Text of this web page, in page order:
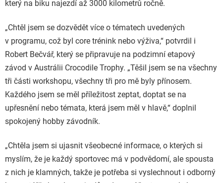
který na biku najezdí až 3000 kilometrů ročně.
„Chtěl jsem se dozvědět více o tématech uvedených
v programu, což byl core trénink nebo výživa,“ potvrdil i
Robert Bečvář, který se připravuje na podzimní etapový
závod v Austrálii Crocodile Trophy. „Těšil jsem se na všechny
tři části workshopu, všechny tři pro mě byly přínosem.
Každého jsem se měl příležitost zeptat, doptat se na
upřesnění nebo témata, která jsem měl v hlavě,“ doplnil
spokojený hobby závodník.
„Chtěla jsem si ujasnit všeobecné informace, o kterých si
myslím, že je každý sportovec má v podvědomí, ale spousta
z nich je klamných, takže je potřeba si vyslechnout i odborný